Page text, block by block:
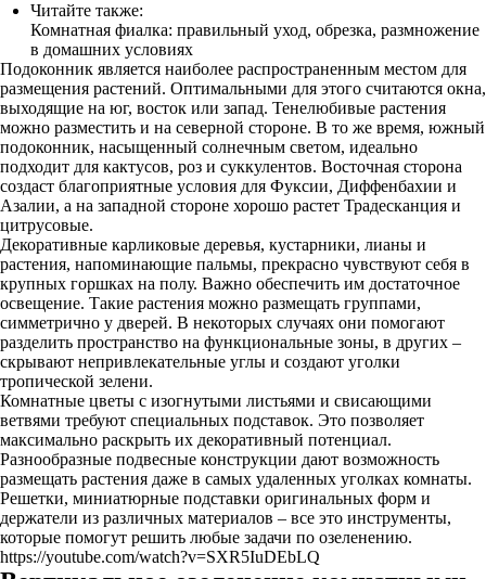
Читайте также:
Комнатная фиалка: правильный уход, обрезка, размножение
в домашних условиях
Подоконник является наиболее распространенным местом для
размещения растений. Оптимальными для этого считаются окна,
выходящие на юг, восток или запад. Тенелюбивые растения
можно разместить и на северной стороне. В то же время, южный
подоконник, насыщенный солнечным светом, идеально
подходит для кактусов, роз и суккулентов. Восточная сторона
создаст благоприятные условия для Фуксии, Диффенбахии и
Азалии, а на западной стороне хорошо растет Традесканция и
цитрусовые.
Декоративные карликовые деревья, кустарники, лианы и
растения, напоминающие пальмы, прекрасно чувствуют себя в
крупных горшках на полу. Важно обеспечить им достаточное
освещение. Такие растения можно размещать группами,
симметрично у дверей. В некоторых случаях они помогают
разделить пространство на функциональные зоны, в других –
скрывают непривлекательные углы и создают уголки
тропической зелени.
Комнатные цветы с изогнутыми листьями и свисающими
ветвями требуют специальных подставок. Это позволяет
максимально раскрыть их декоративный потенциал.
Разнообразные подвесные конструкции дают возможность
размещать растения даже в самых удаленных уголках комнаты.
Решетки, миниатюрные подставки оригинальных форм и
держатели из различных материалов – все это инструменты,
которые помогут решить любые задачи по озеленению.
https://youtube.com/watch?v=SXR5IuDEbLQ